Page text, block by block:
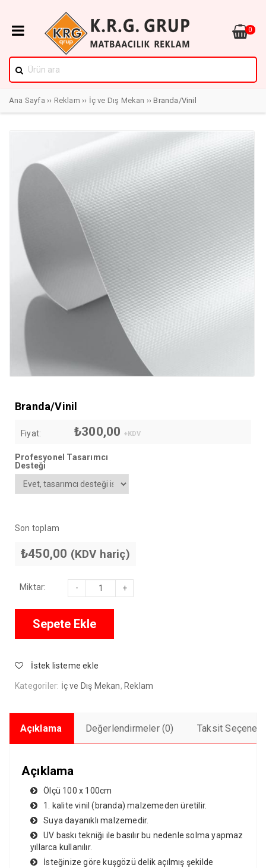
0
Ana Sayfa ›› Reklam ›› İç ve Dış Mekan ›› Branda/Vinil
Branda/Vinil
Fiyat: ₺300,00 +KDV
Profesyonel Tasarımcı
Desteği
Son toplam
₺450,00 (KDV hariç)
Miktar:
Branda/Vinil
Sepete Ekle
İstek listeme ekle
Kategoriler: İç ve Dış Mekan, Reklam
Açıklama Değerlendirmeler (0) Taksit
Açıklama
Ölçü 100 x 100cm
1. kalite vinil (branda) malzemeden üretilir.
Suya dayanıklı malzemedir.
UV baskı tekniği ile basılır bu nedenle solma yapmaz
yıllarca kullanılır.
İsteğinize göre kuşgözü delik açılmış şekilde